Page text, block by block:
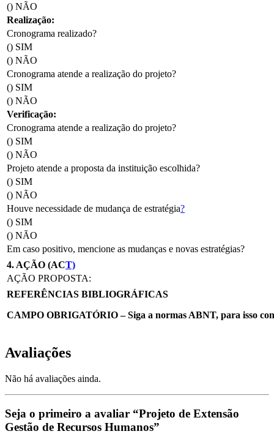
() NÃO
Realização:
Cronograma realizado?
() SIM
() NÃO
Cronograma atende a realização do projeto?
() SIM
() NÃO
Verificação:
Cronograma atende a realização do projeto?
() SIM
() NÃO
Projeto atende a proposta da instituição escolhida?
() SIM
() NÃO
Houve necessidade de mudança de estratégia?
() SIM
() NÃO
Em caso positivo, mencione as mudanças e novas estratégias?
4. AÇÃO (ACT)
AÇÃO PROPOSTA:
REFERÊNCIAS BIBLIOGRÁFICAS
CAMPO OBRIGATÓRIO – Siga a normas ABNT, para isso
Avaliações
Não há avaliações ainda.
Seja o primeiro a avaliar “Projeto de Extensão
Gestão de Recursos Humanos”